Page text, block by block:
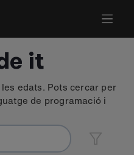
it
edats. Pots cercar per
de programació i